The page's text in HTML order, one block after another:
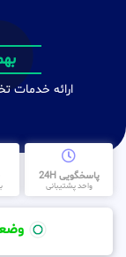
ارائه خدمات
پاسخگویی 24H
واحد پشتیبانی
وضعیت